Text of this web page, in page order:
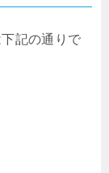
記の通りで